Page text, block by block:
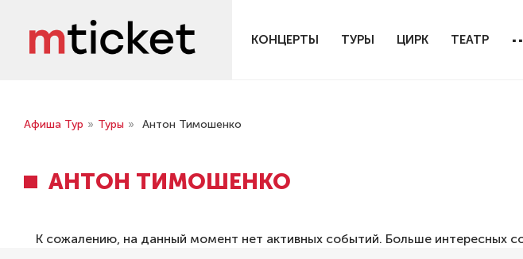
КОНЦЕРТЫ ТУРЫ ЦИРК ТЕАТР
Афиша Тур » Туры » Антон Тимошенко
АНТОН ТИМОШЕНКО
К сожалению, на данный момент нет активных событий. Больше интересных